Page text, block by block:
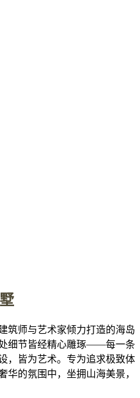
筑师与艺术家倾力打造的海岛
细节皆经精心雕琢——每一条
，皆为艺术。专为追求极致体
华的氛围中，坐拥山海美景，